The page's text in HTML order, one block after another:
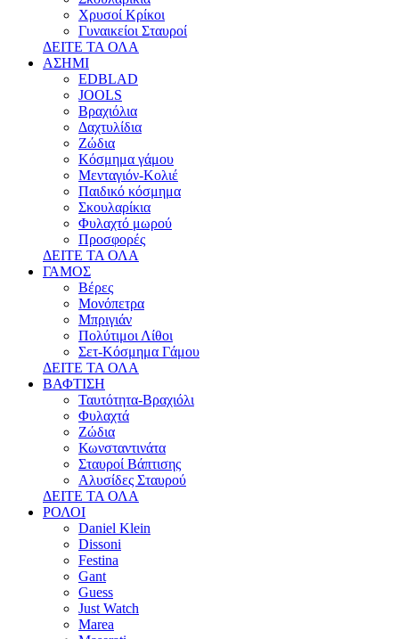
Χρυσοί Κρίκοι
Γυναικείοι Σταυροί
ΔΕΙΤΕ ΤΑ ΟΛΑ
ΑΣΗΜΙ
EDBLAD
JOOLS
Βραχιόλια
Δαχτυλίδια
Ζώδια
Κόσμημα γάμου
Μενταγιόν-Κολιέ
Παιδικό κόσμημα
Σκουλαρίκια
Φυλαχτό μωρού
Προσφορές
ΔΕΙΤΕ ΤΑ ΟΛΑ
ΓΑΜΟΣ
Βέρες
Μονόπετρα
Μπριγιάν
Πολύτιμοι Λίθοι
Σετ-Κόσμημα Γάμου
ΔΕΙΤΕ ΤΑ ΟΛΑ
ΒΑΦΤΙΣΗ
Ταυτότητα-Βραχιόλι
Φυλαχτά
Ζώδια
Κωνσταντινάτα
Σταυροί Βάπτισης
Αλυσίδες Σταυρού
ΔΕΙΤΕ ΤΑ ΟΛΑ
ΡΟΛΟΙ
Daniel Klein
Dissoni
Festina
Gant
Guess
Just Watch
Marea